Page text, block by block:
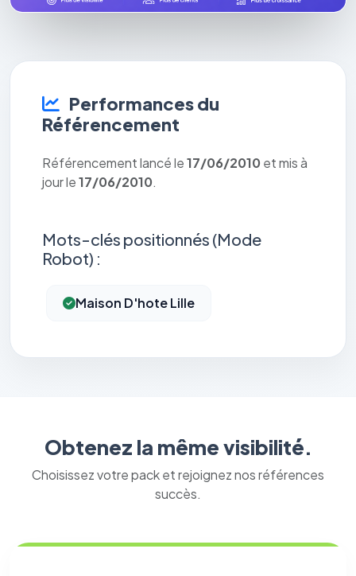
Performances du
Référencement
Référencement lancé le17/06/2010 et mis à
jour le17/06/2010.
Mots-clés positionnés (Mode
Robot) :
Maison D'hote Lille
Obtenez la même visibilité.
Choisissez votre pack et rejoignez nos références
succès.